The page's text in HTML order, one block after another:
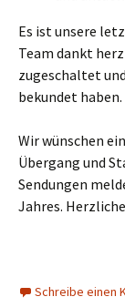
Es ist unsere
Team dankt
zugeschaltet
bekundet haben.
Wir wünschen
Übergang und
Sendungen
Jahres.
Schreibe einen